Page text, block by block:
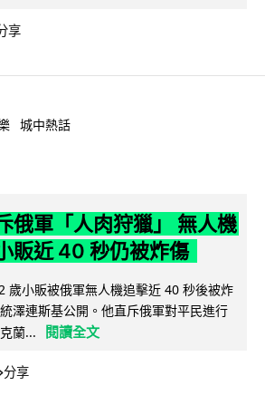
享
城中熱話
俄軍「人肉狩獵」 無人機
販近 40 秒仍被炸傷
歲小販被俄軍無人機追擊近 40 秒後被炸
澤連斯基公開。他直斥俄軍對平民進行
蘭...
閱讀全文
分享